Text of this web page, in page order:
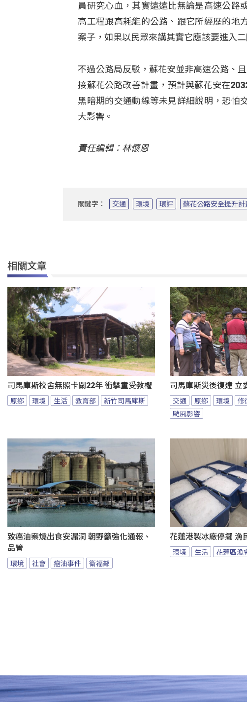
員研究心血，其實遠遠比無論是高速公路
高工程跟高耗能的公路、跟它所經歷的地
案子，如果以民眾來講其實它應該要進入二
不過公路局反駁，蘇花安並非高速公路、
接蘇花公路改善計畫，預計與蘇花安在
黑暗期的交通動線等未見詳細說明，恐怕
大影響。
責任編輯：林懷恩
關鍵字： 交通 環境 環評 蘇花公路安全提升計
相關文章
司馬庫斯校舍無照卡關22年 衝擊童受教權
原鄉 環境 生活 教育部 新竹司馬庫斯
司馬庫斯災後復建 立
交通 原鄉 環境 修
颱風影響
致癌油案燒出食安漏洞 朝野籲強化通報、
品管
環境 社會 癌油事件 衛福部
花蓮港製冰廠停擺 漁
環境 生活 花蓮區漁